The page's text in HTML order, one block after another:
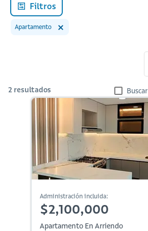
Filtros
Apartamento
2 resultados
Administración incluida:
$2,100,000
Apartamento En Arriendo